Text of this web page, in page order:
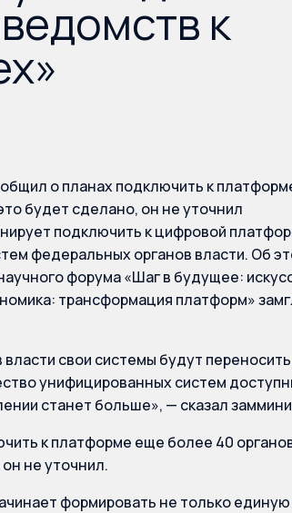
к
о планах подключить к
будет сделано, он не уточнил
подключить к цифровой
федеральных органов власти. Об
форума «Шаг в будущее:
трансформация платформ»
свои системы будут
унифицированных систем
станет больше», — сказал
к платформе еще более 40
не уточнил.
формировать не только